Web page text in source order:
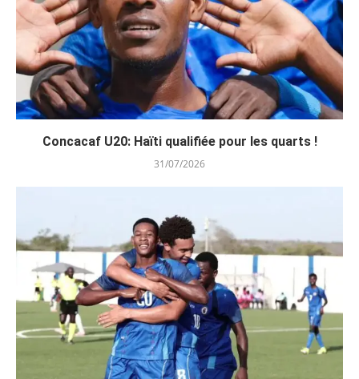
Concacaf U20: Haïti qualifiée pour les quarts !
31/07/2026